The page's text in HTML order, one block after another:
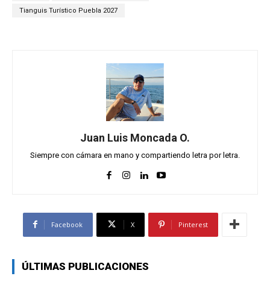
Tianguis Turístico Puebla 2027
Juan Luis Moncada O.
Siempre con cámara en mano y compartiendo letra por letra.
Facebook X Pinterest
ÚLTIMAS PUBLICACIONES